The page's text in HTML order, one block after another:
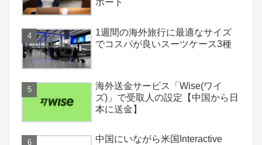
ポート
1週間の海外旅行に最適なサイズ
でコスパが良いスーツケース3種
海外送金サービス「Wise(ワイ
ズ)」で受取人の設定【中国から日
本に送金】
中国にいながら米国Interactive